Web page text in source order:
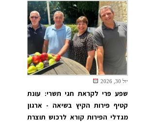
יול 30, 2026
שפע פרי לקראת חגי תשרי: עונת
קטיף פירות הקיץ בשיאה - ארגון
מגדלי הפירות קורא לרכוש תוצרת